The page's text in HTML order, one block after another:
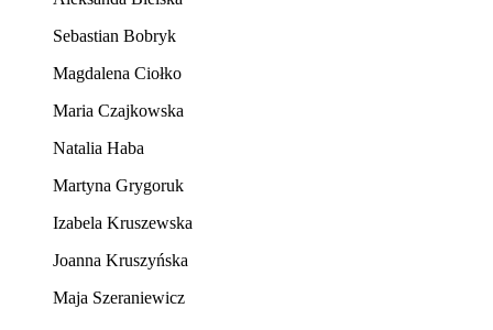
Sebastian Bobryk
Magdalena Ciołko
Maria Czajkowska
Natalia Haba
Martyna Grygoruk
Izabela Kruszewska
Joanna Kruszyńska
Maja Szeraniewicz